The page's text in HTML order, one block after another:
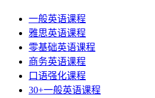
一般英语课程
雅思英语课程
零基础英语课程
商务英语课程
口语强化课程
30+一般英语课程